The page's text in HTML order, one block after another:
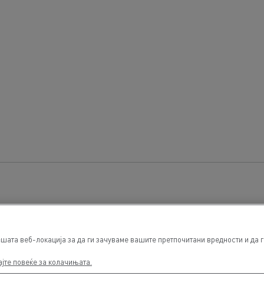
веб-локација за да ги зачуваме вашите претпочитани вредности и
повеќе за колачињата.